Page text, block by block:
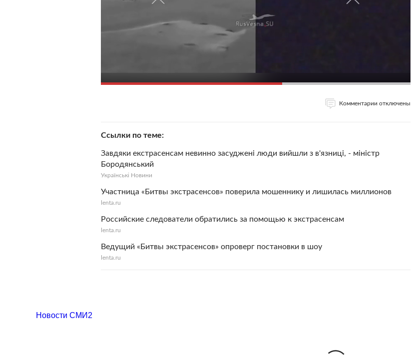
Комментарии отключены
Ссылки по теме
Завдяки екстрасенсам невинно засуджені люди вийшли з в'язниці, - міністр
Бородянський
Українськi Новини
Участница «Битвы экстрасенсов» поверила мошеннику и лишилась миллионов
lenta.ru
Российские следователи обратились за помощью к экстрасенсам
lenta.ru
Ведущий «Битвы экстрасенсов» опроверг постановки в шоу
lenta.ru
Новости СМИ2